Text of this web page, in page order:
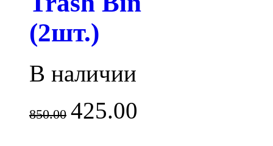
(2шт.)
В наличии
850.00 425.00